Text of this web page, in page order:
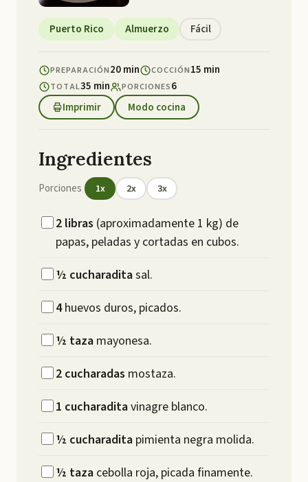
Puerto Rico Almuerzo Fácil
PREPARACIÓN20 min COCCIÓN15 min
TOTAL35 min PORCIONES6
Imprimir
Modo cocina
Ingredientes
Porciones 1x 2x 3x
2 libras (aproximadamente 1 kg) de
papas, peladas y cortadas en cubos.
½ cucharaditasal.
4 huevos duros, picados.
½ taza mayonesa.
2 cucharadas mostaza.
1 cucharaditavinagre blanco.
½ cucharadita pimienta negra molida.
½ taza cebolla roja, picada finamente.